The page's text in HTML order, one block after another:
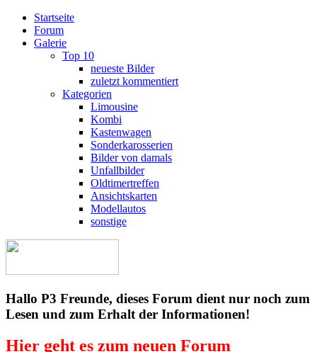
Startseite
Forum
Galerie
Top 10
neueste Bilder
zuletzt kommentiert
Kategorien
Limousine
Kombi
Kastenwagen
Sonderkarosserien
Bilder von damals
Unfallbilder
Oldtimertreffen
Ansichtskarten
Modellautos
sonstige
Hallo P3 Freunde, dieses Forum dient nur noch zum
Lesen und zum Erhalt der Informationen!
Hier geht es zum neuen Forum